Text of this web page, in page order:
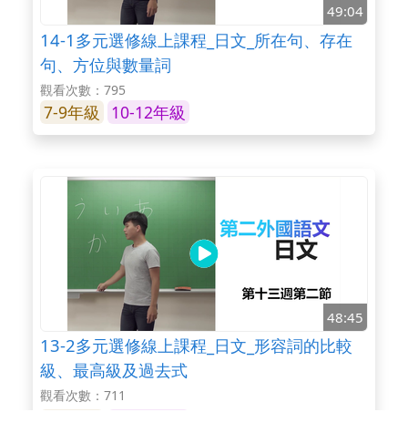
49:04
14-1多元選修線上課程_日文_所在句、存在
句、方位與數量詞
觀看次數：795
7-9年級 10-12年級
48:45
13-2多元選修線上課程_日文_形容詞的比較
級、最高級及過去式
觀看次數：711